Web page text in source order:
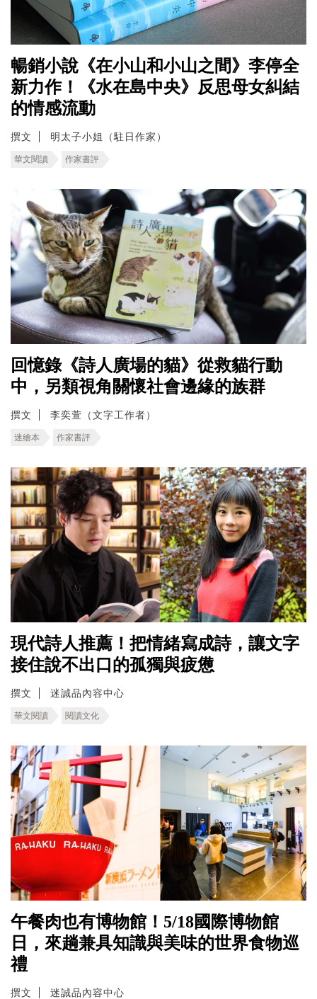
暢銷小說《在小山和小山之間》李停全
新力作！《水在島中央》反思母女糾結
的情感流動
撰文 明太子小姐（駐日作家）
華文閱讀 作家書評
回憶錄《詩人廣場的貓》從救貓行動
中，另類視角關懷社會邊緣的族群
撰文 李奕萱（文字工作者）
迷繪本 作家書評
現代詩人推薦！把情緒寫成詩，讓文字
接住說不出口的孤獨與疲憊
撰文 迷誠品內容中心
華文閱讀 閱讀文化
午餐肉也有博物館！5/18國際博物館
日，來趟兼具知識與美味的世界食物巡
禮
撰文 迷誠品內容中心